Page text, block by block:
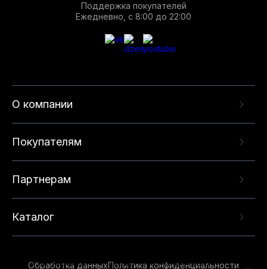
О компании
Покупателям
Партнерам
Каталог
Поддержка покупателей
Ежедневно, с 8:00 до 22:00
Обработка данныхПолитика конфиденциальности
опыта на нашем сайте. Продолжая использовать